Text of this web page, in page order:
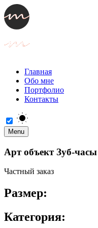
Главная
Обо мне
Портфолио
Контакты
Menu
Арт объект Зуб-
Частный заказ
Размер:
Категория: